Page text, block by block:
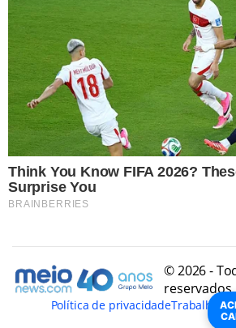
© 2026 -
reservados
Política de privacidadeTrabalhe